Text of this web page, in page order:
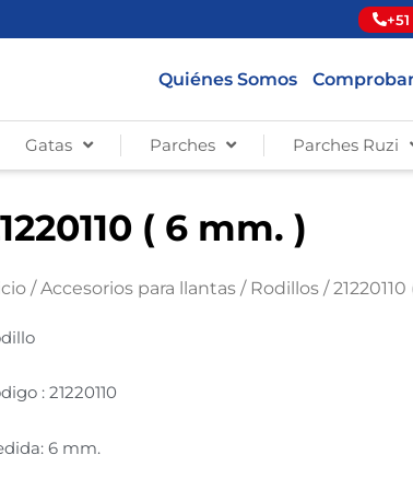
Quiénes Somos
Gatas Parches Parches Ruzi
( 6 mm. )
/Accesorios para llantas / Rodillos /
: 21220110
6 mm.